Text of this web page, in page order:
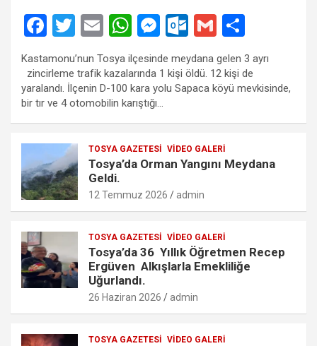
F
ce
b
o
o
k
T
wi
tt
er
E
ail
W
at
s
A
p
M
es
se
n
g
er
O
ut
lo
o
o
G
m
ail
h
ar
e
Kastamonu’nun Tosya ilçesinde meydana gelen 3 ayrı
zincirleme trafik kazalarında 1 kişi öldü. 12 kişi de
yaralandı. İlçenin D-100 kara yolu Sapaca köyü mevkisinde,
bir tır ve 4 otomobilin karıştığı…
TOSYA GAZETESI VIDEO GALERI
Tosya’da Orman Yangını Meydana
Geldi.
12 Temmuz 2026 admin
TOSYA GAZETESI VIDEO GALERI
Tosya’da 36 Yıllık Öğretmen Recep
Ergüven Alkışlarla Emekliliğe
Uğurlandı.
26 Haziran 2026 admin
TOSYA GAZETESI VIDEO GALERI